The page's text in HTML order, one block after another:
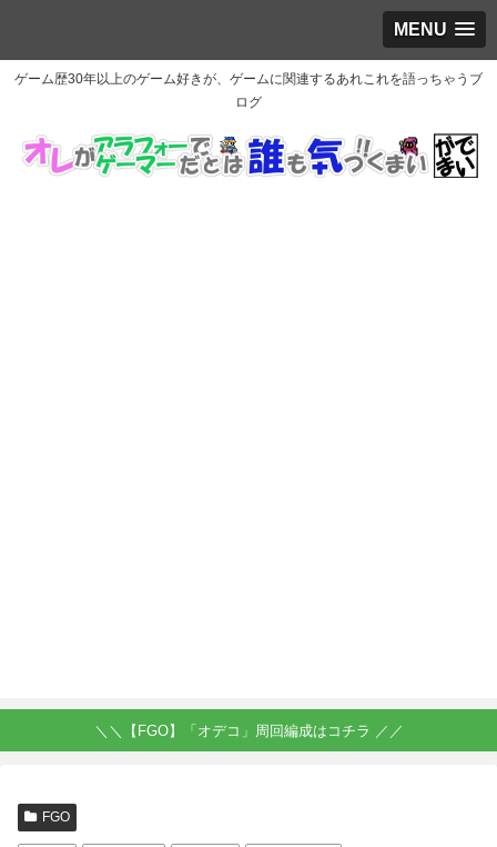
MENU
ゲーム歴30年以上のゲーム好きが、ゲームに関連するあれこれを語っちゃうブ
ログ
＼＼【FGO】「オデコ」周回編成はコチラ ／／
FGO